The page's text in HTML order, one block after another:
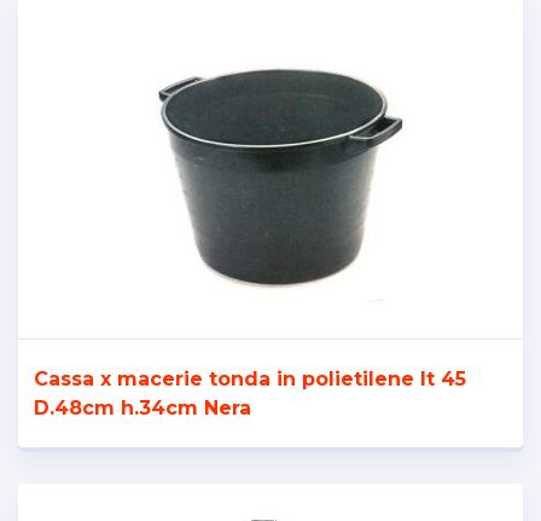
Cassa x macerie tonda in polietilene lt 45
D.48cm h.34cm Nera